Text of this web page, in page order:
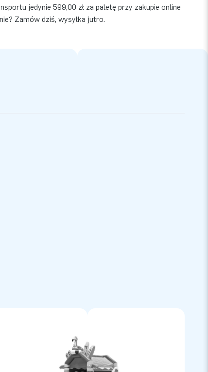
jedynie 599,00 zł za paletę przy zakupie online
Zamów dziś, wysyłka jutro.